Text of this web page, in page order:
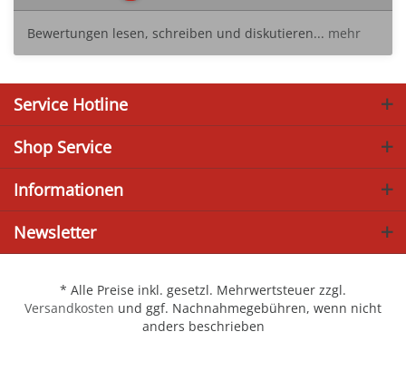
Bewertungen lesen, schreiben und diskutieren... mehr
Service Hotline
Shop Service
Informationen
Newsletter
* Alle Preise inkl. gesetzl. Mehrwertsteuer zzgl.
Versandkosten und ggf. Nachnahmegebühren, wenn nicht
anders beschrieben